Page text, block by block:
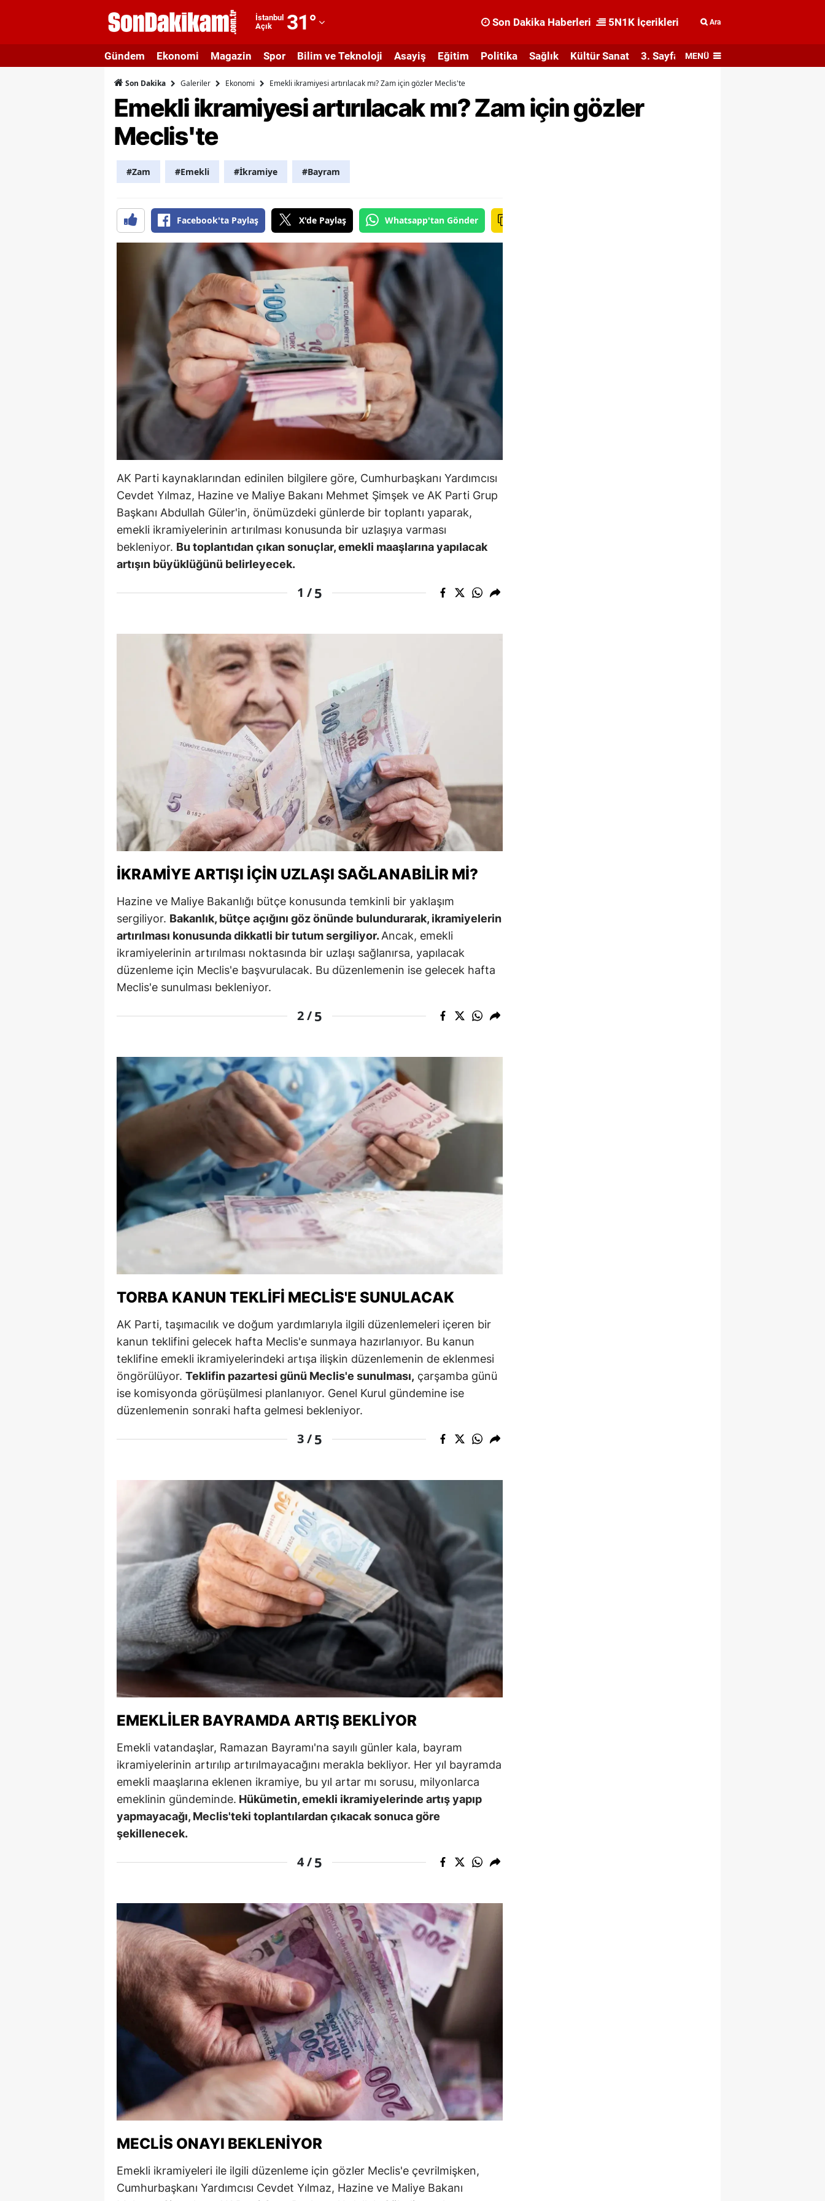
İstanbul
Açık
31°
Adıyaman
Afyonkarahisar
Ağrı
Ankara
Artvin
Balıkesir
Bilecik
Bingöl
Bitlis
Bolu
Burdur
Bursa
Çorum
Denizli
Diyarbakır
Edirne
Elazığ
Erzurum
Eskişehir
Gaziantep
Giresun
Gümüşhane
Hakkari
Hatay
Isparta
Mersin
İstanbul
Kars
Kastamonu
Kayseri
Kırklareli
Kırşehir
Konya
Kütahya
Malatya
Manisa
Kahramanmaraş
Mardin
Niğde
Ordu
Rize
Sakarya
Samsun
Tekirdağ
Tokat
Trabzon
Tunceli
Şanlıurfa
Uşak
Van
Yozgat
Zonguldak
Aksaray
Bayburt
Karaman
Kırıkkale
Batman
Iğdır
Yalova
Karabük
Kilis
Osmaniye
Düzce
Son Dakika Haberleri 5N1K İçerikleri Ara
Gündem Ekonomi Magazin Spor Bilim ve Teknoloji Asayiş Eğitim Politika Sağlık Kültür Sanat 3. Sayfa MENÜ
Son Dakika Galeriler Ekonomi Emekli ikramiyesi artırılacak mı? Zam için gözler Meclis'te
Emekli ikramiyesi artırılacak mı? Zam için gözler
Meclis'te
#Zam #Emekli #İkramiye #Bayram
Facebook'ta Paylaş X'de Paylaş Whatsapp'tan Gönder
AK Parti kaynaklarından edinilen bilgilere göre, Cumhurbaşkanı Yardımcısı
Cevdet Yılmaz, Hazine ve Maliye Bakanı Mehmet Şimşek ve AK Parti Grup
Başkanı Abdullah Güler'in, önümüzdeki günlerde bir toplantı yaparak,
emekli ikramiyelerinin artırılması konusunda bir uzlaşıya varması
bekleniyor. Bu toplantıdan çıkan sonuçlar, emekli maaşlarına yapılacak
artışın büyüklüğünü belirleyecek.
1 /5
İKRAMIYE ARTIŞI İÇIN UZLAŞI SAĞLANABILIR MI?
Hazine ve Maliye Bakanlığı bütçe konusunda temkinli bir yaklaşım
sergiliyor. Bakanlık, bütçe açığını göz önünde bulundurarak, ikramiyelerin
artırılması konusunda dikkatli bir tutum sergiliyor.Ancak, emekli
ikramiyelerinin artırılması noktasında bir uzlaşı sağlanırsa, yapılacak
düzenleme için Meclis'e başvurulacak. Bu düzenlemenin ise gelecek hafta
Meclis'e sunulması bekleniyor.
2 /5
TORBA KANUN TEKLIFI MECLIS'E SUNULACAK
AK Parti, taşımacılık ve doğum yardımlarıyla ilgili düzenlemeleri içeren bir
kanun teklifini gelecek hafta Meclis'e sunmaya hazırlanıyor. Bu kanun
teklifine emekli ikramiyelerindeki artışa ilişkin düzenlemenin de eklenmesi
öngörülüyor. Teklifin pazartesi günü Meclis'e sunulması, çarşamba günü
ise komisyonda görüşülmesi planlanıyor. Genel Kurul gündemine ise
düzenlemenin sonraki hafta gelmesi bekleniyor.
3 /5
EMEKLILER BAYRAMDA ARTIŞ BEKLIYOR
Emekli vatandaşlar, Ramazan Bayramı'na sayılı günler kala, bayram
ikramiyelerinin artırılıp artırılmayacağını merakla bekliyor. Her yıl bayramda
emekli maaşlarına eklenen ikramiye, bu yıl artar mı sorusu, milyonlarca
emeklinin gündeminde. Hükümetin, emekli ikramiyelerinde artış yapıp
yapmayacağı, Meclis'teki toplantılardan çıkacak sonuca göre
şekillenecek.
4 /5
MECLIS ONAYI BEKLENIYOR
Emekli ikramiyeleri ile ilgili düzenleme için gözler Meclis'e çevrilmişken,
Cumhurbaşkanı Yardımcısı Cevdet Yılmaz, Hazine ve Maliye Bakanı